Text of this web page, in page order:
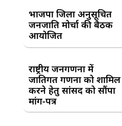
भाजपा जिला अनुसूचित
जनजाति मोर्चा की बैठक
आयोजित
राष्ट्रीय जनगणना में
जातिगत गणना को शामिल
करने हेतु सांसद को सौंपा
मांग-पत्र